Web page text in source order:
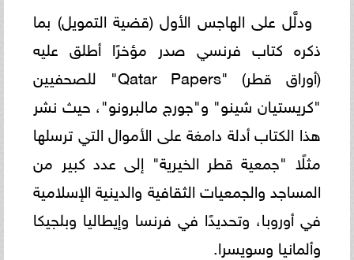
ودلَّل على الهاجس الأول (قضية التمويل) بما
ذكره كتاب فرنسي صدر مؤخرًا أطلق عليه
(أوراق قطر) "Qatar Papers" للصحفيين
"كريستيان شينو" و"جورج مالبرونو"، حيث نشر
هذا الكتاب أدلة دامغة على الأموال التي ترسلها
مثلًا "جمعية قطر الخيرية" إلى عدد كبير من
المساجد والجمعيات الثقافية والدينية الإسلامية
في أوروبا، وتحديدًا في فرنسا وإيطاليا وبلجيكا
وألمانيا وسويسرا.